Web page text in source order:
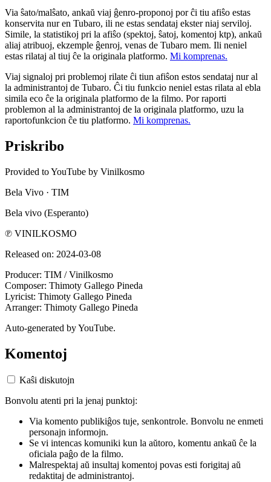
Via ŝato/malŝato, ankaŭ viaj ĝenro-proponoj por ĉi tiu afiŝo estas
konservita nur en Tubaro, ili ne estas sendataj ekster niaj serviloj.
Simile, la statistikoj pri la afiŝo (spektoj, ŝatoj, komentoj ktp), ankaŭ
aliaj atribuoj, ekzemple ĝenroj, venas de Tubaro mem. Ili neniel
estas rilataj al tiuj ĉe la originala platformo. Mi komprenas.
Viaj signaloj pri problemoj rilate ĉi tiun afiŝon estos sendataj nur al
la administrantoj de Tubaro. Ĉi tiu funkcio neniel estas rilata al ebla
simila eco ĉe la originala platformo de la filmo. Por raporti
problemon al la administrantoj de la originala platformo, uzu la
raportofunkcion ĉe tiu platformo. Mi komprenas.
Priskribo
Provided to YouTube by Vinilkosmo
Bela Vivo · TIM
Bela vivo (Esperanto)
℗ VINILKOSMO
Released on: 2024-03-08
Producer: TIM / Vinilkosmo
Composer: Thimoty Gallego Pineda
Lyricist: Thimoty Gallego Pineda
Arranger: Thimoty Gallego Pineda
Auto-generated by YouTube.
Komentoj
Kaŝi diskutojn
Bonvolu atenti pri la jenaj punktoj:
Via komento publikiĝos tuje, senkontrole. Bonvolu ne enmeti
personajn informojn.
Se vi intencas komuniki kun la aŭtoro, komentu ankaŭ ĉe la
oficiala paĝo de la filmo.
Malrespektaj aŭ insultaj komentoj povas esti forigitaj aŭ
redaktitaj de administrantoj.